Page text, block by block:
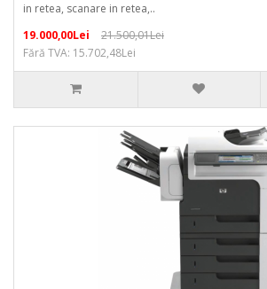
in retea, scanare in retea,..
19.000,00Lei
21.500,01Lei
Fără TVA: 15.702,48Lei